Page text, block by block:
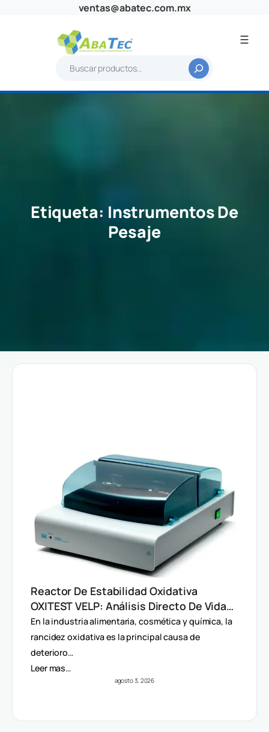
ventas@abatec.com.mx
s
Etiqueta: Instrumentos De
Pesaje
Reactor De Estabilidad Oxidativa
OXITEST VELP: Análisis Directo De Vida
Útil Sin Extracción De Grasa
En la industria alimentaria, cosmética y química, la
rancidez oxidativa es la principal causa de
deterioro…
Leer mas…
agosto 3, 2026